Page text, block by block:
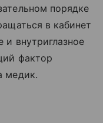
порядке
в кабинет
и внутриглазное
фактор
медик.